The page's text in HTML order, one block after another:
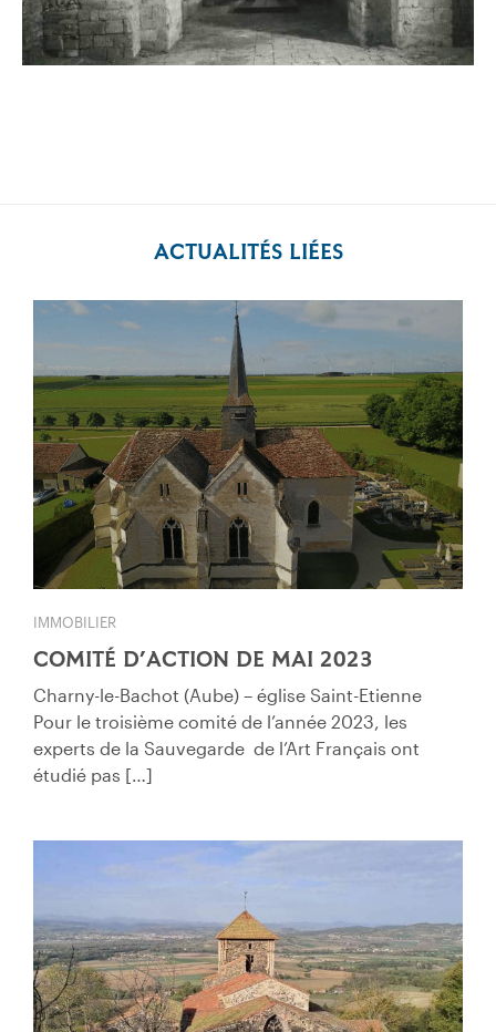
ACTUALITÉS LIÉES
IMMOBILIER
COMITÉ D’ACTION DE MAI 2023
Charny-le-Bachot (Aube) – église Saint-Etienne
Pour le troisième comité de l’année 2023, les
experts de la Sauvegarde de l’Art Français ont
étudié pas […]